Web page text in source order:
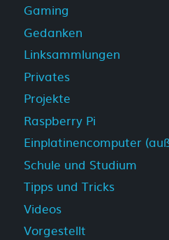
Gaming
Gedanken
Linksammlungen
Privates
Projekte
Raspberry Pi
Einplatinencomputer
Schule und Studium
Tipps und Tricks
Videos
Vorgestellt